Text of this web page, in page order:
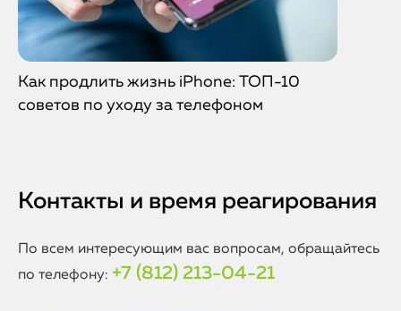
Как продлить жизнь iPhone: ТОП-10
советов по уходу за телефоном
Контакты и время реагирования
По всем интересующим вас вопросам, обращайтесь
по телефону: +7 (812) 213-04-21